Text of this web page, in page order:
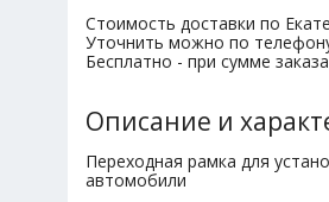
Стоимость доставки по
Уточнить можно по
Бесплатно - при сумме
Описание и
Переходная рамка для
автомобили